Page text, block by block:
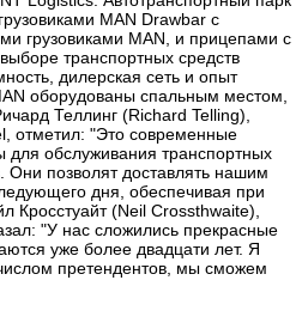
MAN Drawbar с
грузовиками MAN, и прицепами с
транспортных средств
дилерская сеть и опыт
оборудованы спальным местом,
Теллинг (Richard Telling),
отметил: "Это современные
обслуживания транспортных
позволят доставлять нашим
дня, обеспечивая при
Кросстуайт (Neil Crossthwaite),
"У нас сложились прекрасные
уже более двадцати лет. Я
претендентов, мы сможем